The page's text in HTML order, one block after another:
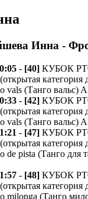
Инна -
- [40] КУБОК
vals (Танго вальс)
- [42] КУБОК
vals (Танго вальс)
- [47] КУБОК
de pista (Танго для
- [48] КУБОК
milonga (Танго